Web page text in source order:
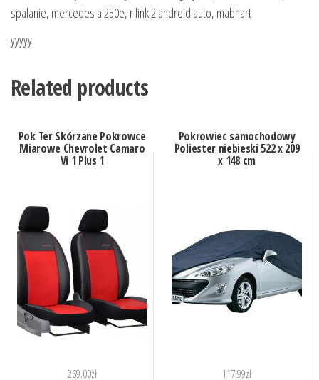
spalanie, mercedes a 250e, r link 2 android auto, mabhart
yyyyy
Related products
Pok Ter Skórzane Pokrowce
Miarowe Chevrolet Camaro
Vi 1 Plus 1
269.00zł
Pokrowiec samochodowy
Poliester niebieski 522 x 209
x 148 cm
117.99zł